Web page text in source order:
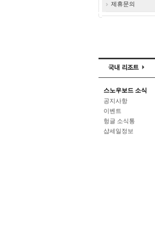
제휴문의
스노우보드 소식
공지사항
이벤트
헝글 소식통
샵세일정보